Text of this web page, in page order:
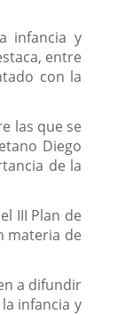
infancia y
entre
con la
las que se
Diego
de la
III Plan de
materia de
a difundir
infancia y